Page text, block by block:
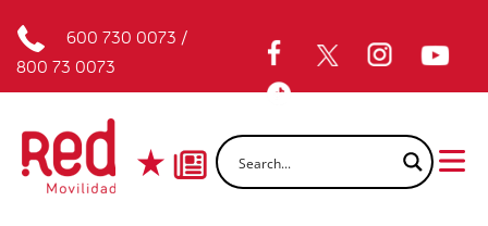
600 730 0073 /
800 73 0073